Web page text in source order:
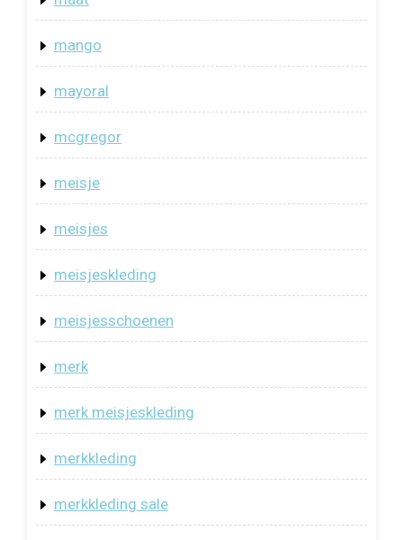
mango
mayoral
mcgregor
meisje
meisjes
meisjeskleding
meisjesschoenen
merk
merk meisjeskleding
merkkleding
merkkleding sale